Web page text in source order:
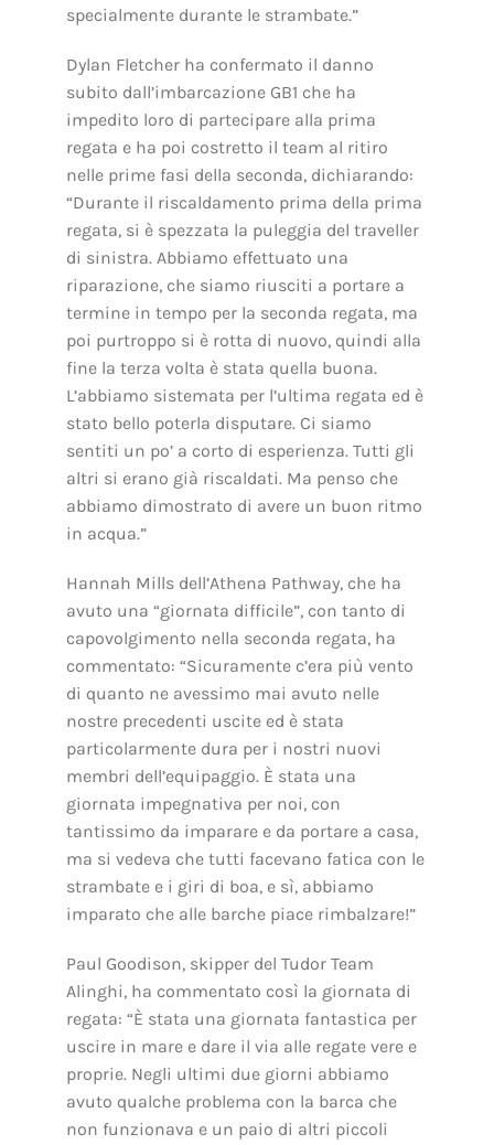
specialmente durante le strambate.”
Dylan Fletcher ha confermato il danno
subito dall’imbarcazione GB1 che ha
impedito loro di partecipare alla prima
regata e ha poi costretto il team al ritiro
nelle prime fasi della seconda, dichiarando:
“Durante il riscaldamento prima della prima
regata, si è spezzata la puleggia del traveller
di sinistra. Abbiamo effettuato una
riparazione, che siamo riusciti a portare a
termine in tempo per la seconda regata, ma
poi purtroppo si è rotta di nuovo, quindi alla
fine la terza volta è stata quella buona.
L’abbiamo sistemata per l’ultima regata ed è
stato bello poterla disputare. Ci siamo
sentiti un po’ a corto di esperienza. Tutti gli
altri si erano già riscaldati. Ma penso che
abbiamo dimostrato di avere un buon ritmo
in acqua.”
Hannah Mills dell’Athena Pathway, che ha
avuto una “giornata difficile”, con tanto di
capovolgimento nella seconda regata, ha
commentato: “Sicuramente c’era più vento
di quanto ne avessimo mai avuto nelle
nostre precedenti uscite ed è stata
particolarmente dura per i nostri nuovi
membri dell’equipaggio. È stata una
giornata impegnativa per noi, con
tantissimo da imparare e da portare a casa,
ma si vedeva che tutti facevano fatica con le
strambate e i giri di boa, e sì, abbiamo
imparato che alle barche piace rimbalzare!”
Paul Goodison, skipper del Tudor Team
Alinghi, ha commentato così la giornata di
regata: “È stata una giornata fantastica per
uscire in mare e dare il via alle regate vere e
proprie. Negli ultimi due giorni abbiamo
avuto qualche problema con la barca che
non funzionava e un paio di altri piccoli